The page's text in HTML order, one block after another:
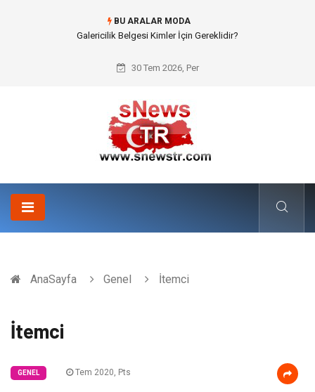
BU ARALAR MODA
Galericilik Belgesi Kimler İçin Gereklidir?
30 Tem 2026, Per
AnaSayfa Genel İtemci
İtemci
GENEL Tem 2020, Pts